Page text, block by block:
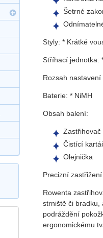
Šetrné
Styly: * Krátké
Stříhací jednotka:
Rozsah
Baterie: * NiMH
Obsah balení:
Zastřihovač
Čistící
Olejnička
Precizní zastřižení
Rowenta
strniště či bradku,
podráždění
ergonomickému